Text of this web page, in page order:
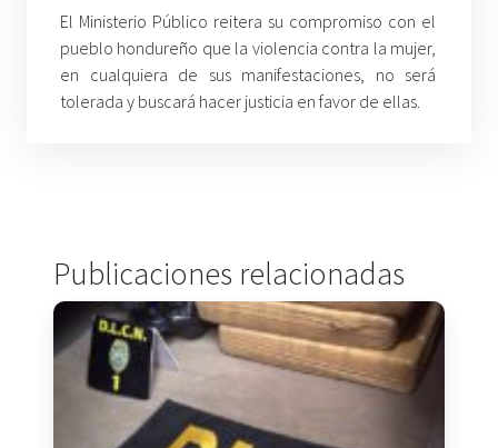
El Ministerio Público reitera su compromiso con el
pueblo hondureño que la violencia contra la mujer,
en cualquiera de sus manifestaciones, no será
tolerada y buscará hacer justicia en favor de ellas.
Publicaciones relacionadas